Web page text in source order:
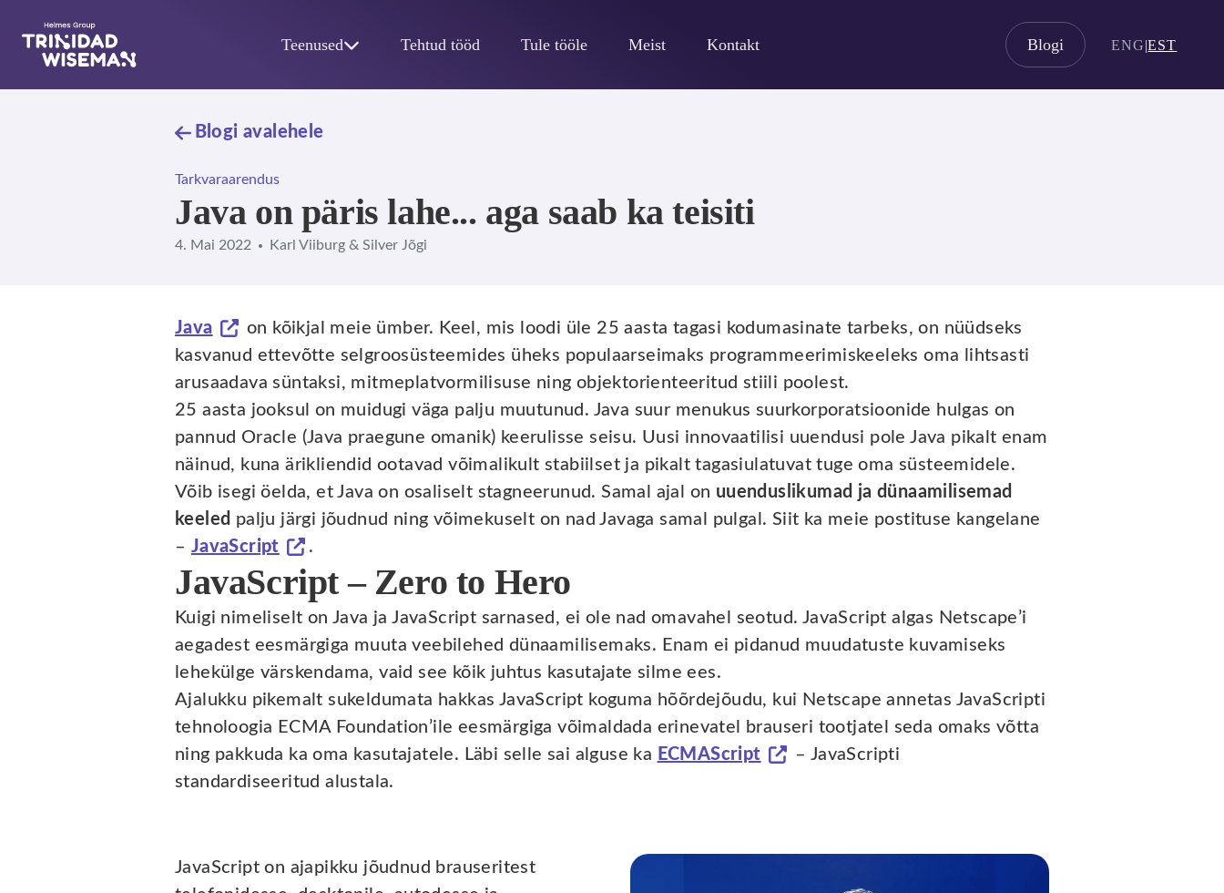
Teenused Tehtud tööd Tule tööle Meist Kontakt Blogi ENG|EST
Blogi avalehele
Tarkvaraarendus
Java on päris lahe... aga saab ka teisiti
4. Mai 2022 Karl Viiburg & Silver Jõgi
Java
on kõikjal meie ümber. Keel, mis loodi üle 25 aasta tagasi kodumasinate tarbeks, on nüüdseks
kasvanud ettevõtte selgroosüsteemides üheks populaarseimaks programmeerimiskeeleks oma lihtsasti
arusaadava süntaksi, mitmeplatvormilisuse ning objektorienteeritud stiili poolest.
25 aasta jooksul on muidugi väga palju muutunud. Java suur menukus suurkorporatsioonide hulgas on
pannud Oracle (Java praegune omanik) keerulisse seisu. Uusi innovaatilisi uuendusi pole Java pikalt enam
näinud, kuna ärikliendid ootavad võimalikult stabiilset ja pikalt tagasiulatuvat tuge oma süsteemidele.
Võib isegi öelda, et Java on osaliselt stagneerunud. Samal ajal on uuenduslikumad ja dünaamilisemad
keeled palju järgi jõudnud ning võimekuselt on nad Javaga samal pulgal. Siit ka meie postituse kangelane
– JavaScript .
JavaScript – Zero to Hero
Kuigi nimeliselt on Java ja JavaScript sarnased, ei ole nad omavahel seotud. JavaScript algas Netscape’i
aegadest eesmärgiga muuta veebilehed dünaamilisemaks. Enam ei pidanud muudatuste kuvamiseks
lehekülge värskendama, vaid see kõik juhtus kasutajate silme ees.
Ajalukku pikemalt sukeldumata hakkas JavaScript koguma hõõrdejõudu, kui Netscape annetas JavaScripti
tehnoloogia ECMA Foundation’ile eesmärgiga võimaldada erinevatel brauseri tootjatel seda omaks võtta
ning pakkuda ka oma kasutajatele. Läbi selle sai alguse ka ECMAScript
– JavaScripti
standardiseeritud alustala.
JavaScript on ajapikku jõudnud brauseritest